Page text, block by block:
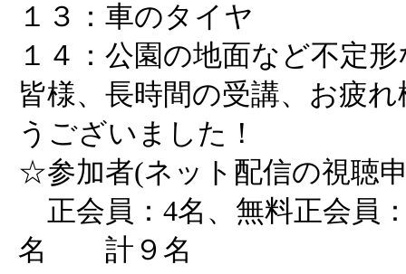
１３：車のタイヤ
１４：公園の地面など不定
皆様、長時間の受講、お疲
うございました！
☆参加者(ネット配信の視聴
正会員：4名、無料正会員
名 計９名